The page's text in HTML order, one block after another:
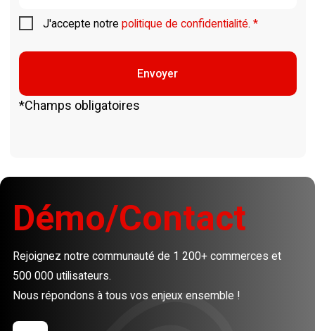
Démo/Contact
Rejoignez notre communauté de 1 200+ commerces et
500 000 utilisateurs.
Nous répondons à tous vos enjeux ensemble !
J'accepte notre politique de confidentialité. *
*Champs obligatoires